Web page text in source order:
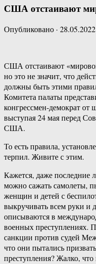
США отстаивают
Опубликовано · 28.05.2022
США отстаивают
но это не значит, что
должны быть этими
Комитета палаты
конгрессмен-демократ
выступая 24 мая перед
США.
То есть правила,
терпил. Живите с этим.
Кажется, даже
можно сажать самолеты,
женщин и детей с
выкручивать всем руки и
описываются в
военных преступлениях.
санкции против судей
что они пытались
преступления? Жалко,